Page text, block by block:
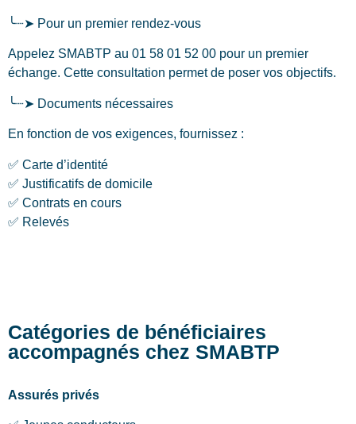
╰┈➤ Pour un premier rendez-vous
Appelez SMABTP au 01 58 01 52 00 pour un premier
échange. Cette consultation permet de poser vos objectifs.
╰┈➤ Documents nécessaires
En fonction de vos exigences, fournissez :
✅ Carte d’identité
✅ Justificatifs de domicile
✅ Contrats en cours
✅ Relevés
Catégories de bénéficiaires
accompagnés chez SMABTP
Assurés privés